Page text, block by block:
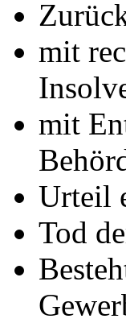
mit
mit
Urteil
Tod